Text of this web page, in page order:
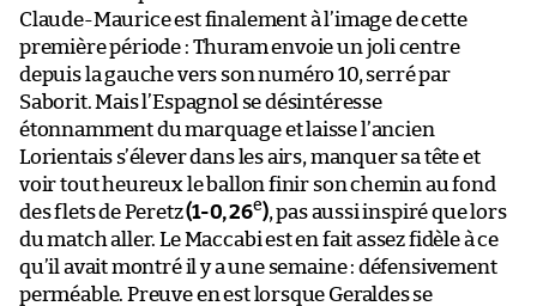
Claude-Maurice est finalement à l’image de cette
première période : Thuram envoie un joli centre
depuis la gauche vers son numéro 10, serré par
Saborit. Mais l’Espagnol se désintéresse
étonnamment du marquage et laisse l’ancien
Lorientais s’élever dans les airs, manquer sa tête et
voir tout heureux le ballon finir son chemin au fond
des flets de Peretz(1-0, 26e), pas aussi inspiré que lors
du match aller. Le Maccabi est en fait assez fidèle à ce
qu’il avait montré il y a une semaine : défensivement
perméable. Preuve en est lorsque Geraldes se